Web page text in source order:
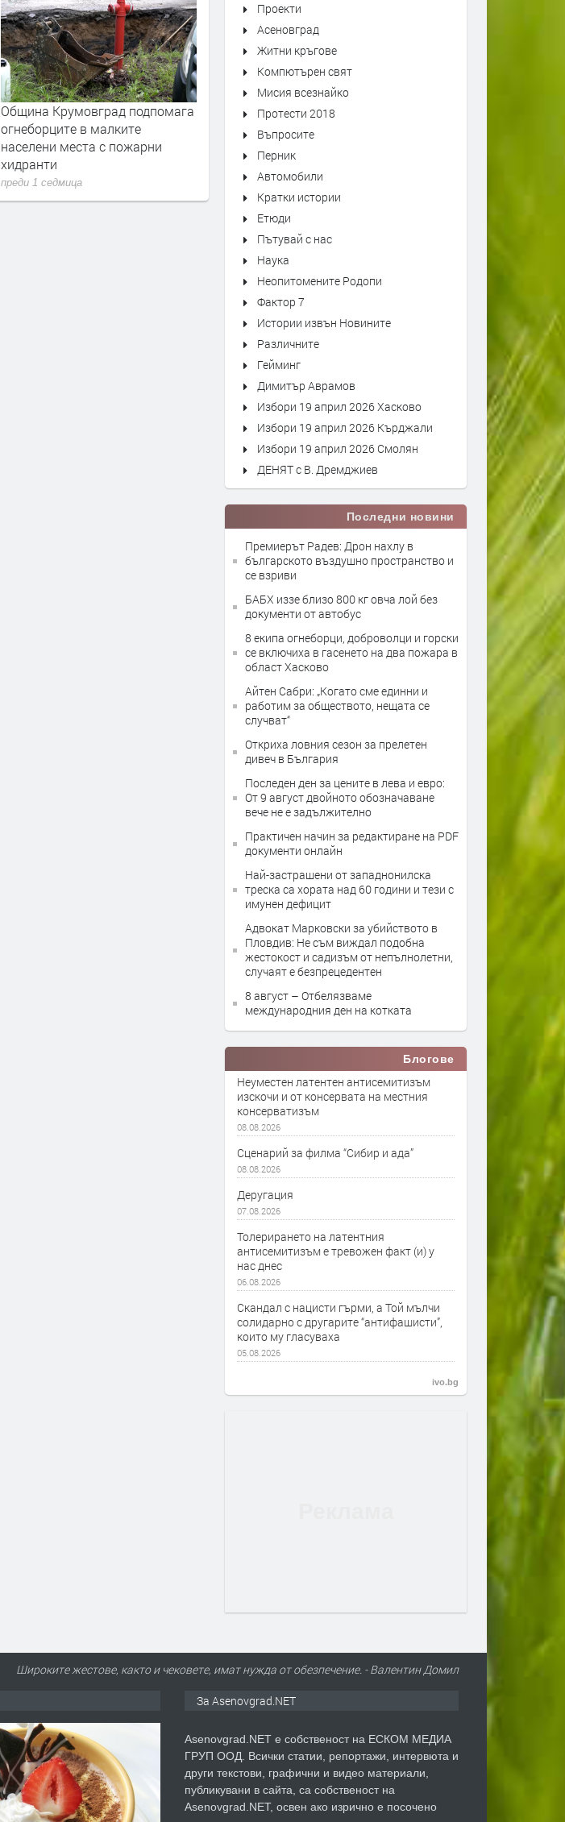
Първо издание на „Записки по
българските въстания“ от 1892
г. може да се види в архива на
Кърджали
преди 1 седмица
Оставиха в ареста тримата
мъже, обвинени в побой над
спасител. Роднините им
окупираха съда
преди 1 седмица
Проекти
Асеновград
Житни кръгове
Компютърен свят
Мисия всезнайко
Протести 2018
Въпросите
Перник
Автомобили
Кратки истории
Етюди
Пътувай с нас
Наука
Неопитомените Родопи
Фактор 7
Истории извън Новините
Различните
Гейминг
Димитър Аврамов
Избори 19 април 2026 Хасково
Избори 19 април 2026 Кърджали
Избори 19 април 2026 Смолян
ДЕНЯТ с В. Дремджиев
Последни новини
Премиерът Радев: Дрон нахлу в
българското въздушно пространство и
се взриви
БАБХ иззе близо 800 кг овча лой без
документи от автобус
8 екипа огнеборци, доброволци и горски
се включиха в гасенето на два пожара в
област Хасково
Айтен Сабри: „Когато сме единни и
работим за обществото, нещата се
случват“
Откриха ловния сезон за прелетен
дивеч в България
Последен ден за цените в лева и евро:
От 9 август двойното обозначаване
вече не е задължително
Практичен начин за редактиране на PDF
документи онлайн
Най-застрашени от западнонилска
треска са хората над 60 години и тези с
имунен дефицит
Адвокат Марковски за убийството в
Пловдив: Не съм виждал подобна
жестокост и садизъм от непълнолетни,
случаят е безпрецедентен
8 август – Отбелязваме
международния ден на котката
Блогове
Неуместен латентен антисемитизъм
изскочи и от консервата на местния
консерватизъм
08.08.2026
Сценарий за филма “Сибир и ада”
08.08.2026
Деругация
07.08.2026
Толерирането на латентния
антисемитизъм е тревожен факт (и) у
нас днес
06.08.2026
Скандал с нацисти гърми, а Той мълчи
солидарно с другарите “антифашисти”,
които му гласуваха
05.08.2026
ivo.bg
Широките жестове, както и чековете, имат нужда от обезпечение. - Валентин Домил
За Asenovgrad.NET
Asenovgrad.NET е собственост на ЕСКОМ МЕДИА
ГРУП ООД. Всички статии, репортажи, интервюта и
други текстови, графични и видео материали,
публикувани в сайта, са собственост на
Asenovgrad.NET, освен ако изрично е посочено